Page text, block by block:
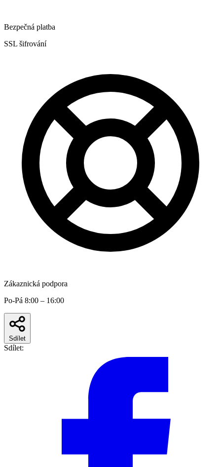
Bezpečná platba
SSL šifrování
Zákaznická podpora
Po-Pá 8:00 – 16:00
Sdílet
Sdílet: